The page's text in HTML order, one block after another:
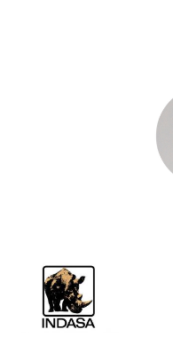
Malerbedarf & Zubehör
Werkzeug & Maschinen